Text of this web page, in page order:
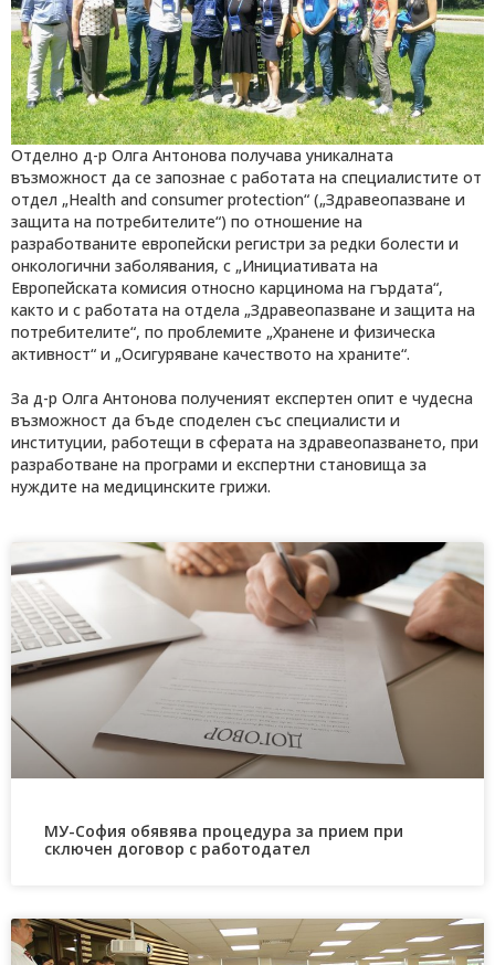
Отделно д-р Олга Антонова получава уникалната
възможност да се запознае с работата на специалистите от
отдел „Health and consumer protection“ („Здравеопазване и
защита на потребителите“) по отношение на
разработваните европейски регистри за редки болести и
онкологични заболявания, с „Инициативата на
Европейската комисия относно карцинома на гърдата“,
както и с работата на отдела „Здравеопазване и защита на
потребителите“, по проблемите „Хранене и физическа
активност“ и „Осигуряване качеството на храните“.
За д-р Олга Антонова полученият експертен опит е чудесна
възможност да бъде споделен със специалисти и
институции, работещи в сферата на здравеопазването, при
разработване на програми и експертни становища за
нуждите на медицинските грижи.
МУ-София обявява процедура за прием при
сключен договор с работодател